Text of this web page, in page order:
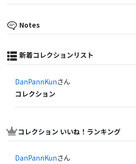
Notes
新着コレクションリスト
DanPannKunさん
コレクション
コレクション いいね！ランキング
DanPannKunさん